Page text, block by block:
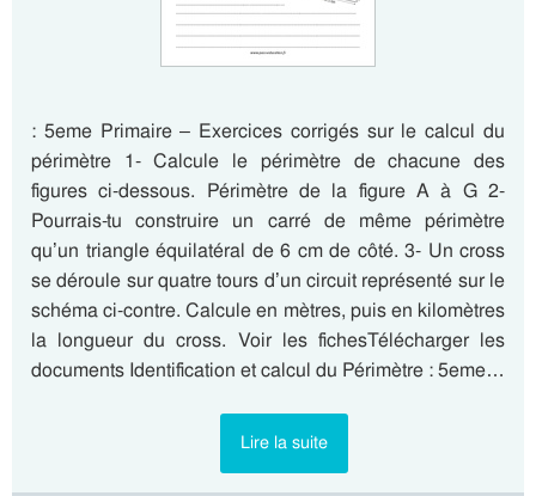
: 5eme Primaire – Exercices corrigés sur le calcul du
périmètre 1- Calcule le périmètre de chacune des
figures ci-dessous. Périmètre de la figure A à G 2-
Pourrais-tu construire un carré de même périmètre
qu’un triangle équilatéral de 6 cm de côté. 3- Un cross
se déroule sur quatre tours d’un circuit représenté sur le
schéma ci-contre. Calcule en mètres, puis en kilomètres
la longueur du cross. Voir les fichesTélécharger les
documents Identification et calcul du Périmètre : 5eme…
Lire la suite